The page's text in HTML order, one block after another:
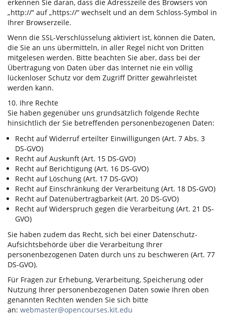
erkennen Sie daran, dass die Adresszeile des Browsers von
„http://“ auf „https://“ wechselt und an dem Schloss-Symbol in
Ihrer Browserzeile.
Wenn die SSL-Verschlüsselung aktiviert ist, können die Daten,
die Sie an uns übermitteln, in aller Regel nicht von Dritten
mitgelesen werden. Bitte beachten Sie aber, dass bei der
Übertragung von Daten über das Internet nie ein völlig
lückenloser Schutz vor dem Zugriff Dritter gewährleistet
werden kann.
10. Ihre Rechte
Sie haben gegenüber uns grundsätzlich folgende Rechte
hinsichtlich der Sie betreffenden personenbezogenen Daten:
Recht auf Widerruf erteilter Einwilligungen (Art. 7 Abs. 3
DS-GVO)
Recht auf Auskunft (Art. 15 DS-GVO)
Recht auf Berichtigung (Art. 16 DS-GVO)
Recht auf Löschung (Art. 17 DS-GVO)
Recht auf Einschränkung der Verarbeitung (Art. 18 DS-GVO)
Recht auf Datenübertragbarkeit (Art. 20 DS-GVO)
Recht auf Widerspruch gegen die Verarbeitung (Art. 21 DS-
GVO)
Sie haben zudem das Recht, sich bei einer Datenschutz-
Aufsichtsbehörde über die Verarbeitung Ihrer
personenbezogenen Daten durch uns zu beschweren (Art. 77
DS-GVO).
Für Fragen zur Erhebung, Verarbeitung, Speicherung oder
Nutzung Ihrer personenbezogenen Daten sowie Ihren oben
genannten Rechten wenden Sie sich bitte
an: webmaster@opencourses.kit.edu